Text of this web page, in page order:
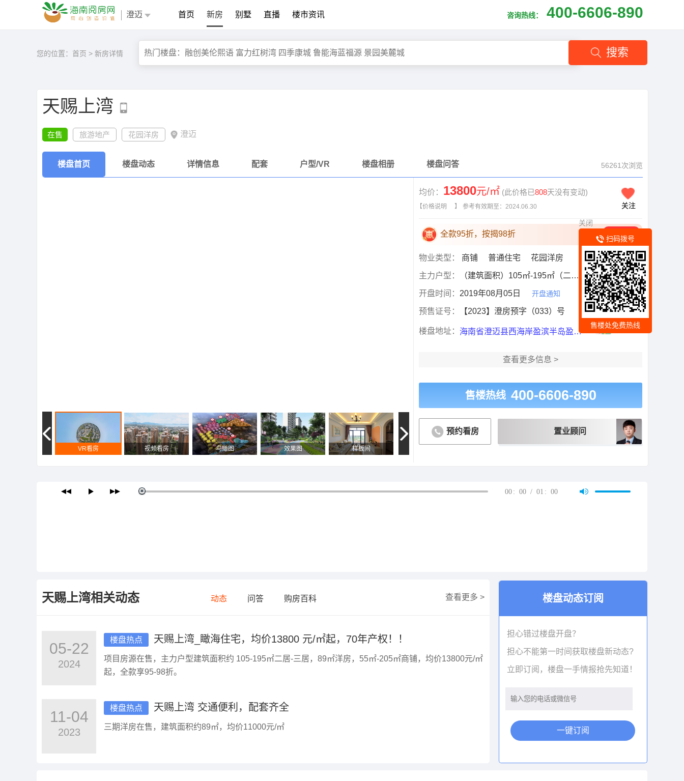
澄迈 首页 新房 别墅 直播 楼市资讯 咨询热线： 400-6606-890
搜索
您的位置： 首页 > 新房详情
天赐上湾
在售 旅游地产 花园洋房 澄迈
56261次浏览
楼盘首页 楼盘动态 详情信息 配套 户型/VR 楼盘相册 楼盘问答
VR看房 视频看房 鸟瞰图 效果图 样板间
均价： 13800元/㎡ (此价格已808天没有变动)
【价格说明 】 参考有效期至：2024.06.30 关注
全款95折，按揭98折 领取
物业类型： 商铺 普通住宅 花园洋房
主力户型： （建筑面积）105㎡-195㎡（二居-三居） 全部户型
开盘时间： 2019年08月05日 开盘通知
预售证号： 【2023】澄房预字（033）号
楼盘地址： 海南省澄迈县西海岸盈滨半岛盈滨路
查看更多信息 >
售楼热线 400-6606-890
预约看房 置业顾问
00 : 00 / 01 : 00
天赐上湾相关动态 动态 问答 购房百科 查看更多 >
05-22
2024
楼盘热点 天赐上湾_瞰海住宅，均价13800 元/㎡起，70年产权！！
项目房源在售，主力户型建筑面积约 105-195㎡二居-三居，89㎡洋房，55㎡-205㎡商铺，均价13800元/㎡
起，全款享95-98折。
11-04
2023
楼盘热点 天赐上湾 交通便利，配套齐全
三期洋房在售，建筑面积约89㎡，均价11000元/㎡
楼盘动态订阅
担心错过楼盘开盘？
担心不能第一时间获取楼盘新动态?
立即订阅，楼盘一手情报抢先知道！
一键订阅
扫码拨号
关闭
售楼处免费热线